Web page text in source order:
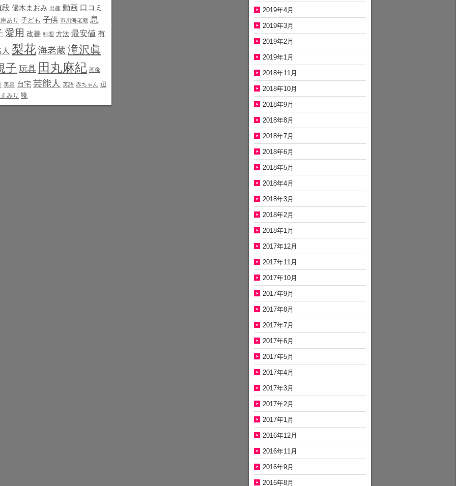
段 優木まおみ 出産 動画 口コミ
あり 子ども 子供 市川海老蔵 息
愛用 改善 料理 方法 最安値 有
梨花 海老蔵 滝沢眞
子 玩具 田丸麻紀 画像
美容 自宅 芸能人 英語 赤ちゃん 辺
みり 靴
2019年4月
2019年3月
2019年2月
2019年1月
2018年11月
2018年10月
2018年9月
2018年8月
2018年7月
2018年6月
2018年5月
2018年4月
2018年3月
2018年2月
2018年1月
2017年12月
2017年11月
2017年10月
2017年9月
2017年8月
2017年7月
2017年6月
2017年5月
2017年4月
2017年3月
2017年2月
2017年1月
2016年12月
2016年11月
2016年9月
2016年8月